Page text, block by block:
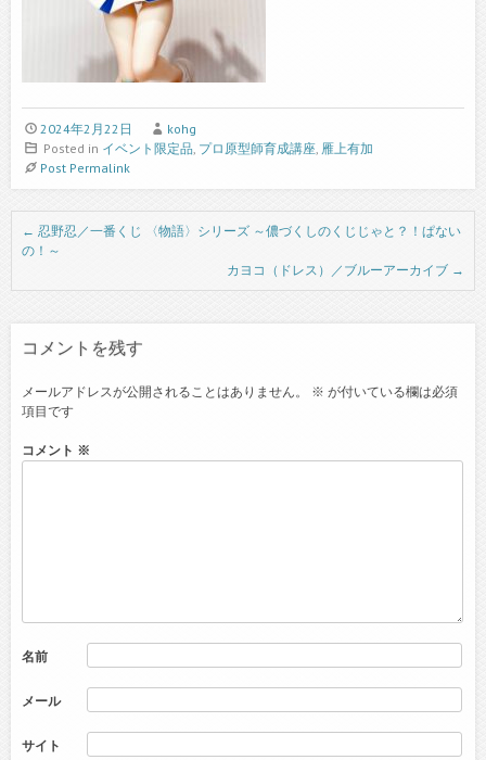
2024年2月22日
kohg
Posted in イベント限定品 プロ原型師育成講座, 雁上有加
Post Permalink
Post navigation
← 忍野忍／一番くじ 〈物語〉シリーズ ～儂づくしのくじじゃと？！ぱない
の！～
カヨコ（ドレス）／ブルーアーカイブ →
コメントを残す
メールアドレスが公開されることはありません。 ※ が付いている欄は必須
項目です
コメント ※
名前
メール
サイト